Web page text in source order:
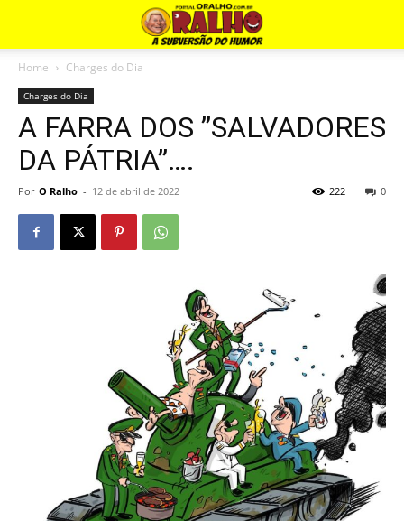
Home Charges do Dia
Charges do Dia
A FARRA DOS ”SALVADORES
DA PÁTRIA”….
Por O Ralho - 12 de abril de 2022 0
222